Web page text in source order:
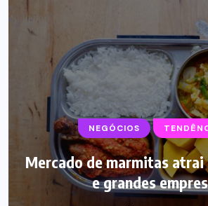
NEGÓCIOS
Mercado de marmitas atrai
e grandes